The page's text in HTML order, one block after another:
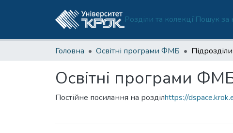
Розділи та колекціїПошук за
Головна Освітні програми ФМБ
Освітні програми
Постійне посилання на розділhttps://